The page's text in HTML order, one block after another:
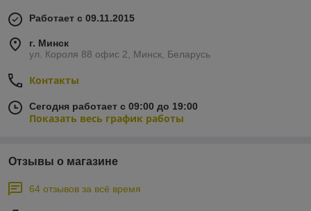
Работает с 09.11.2015
г. Минск
ул. Короля 88 офис 2, Минск, Беларусь
Контакты
Сегодня работает с 09:00 до 19:00
Показать весь график работы
Отзывы о магазине
64 отзывов за всё время